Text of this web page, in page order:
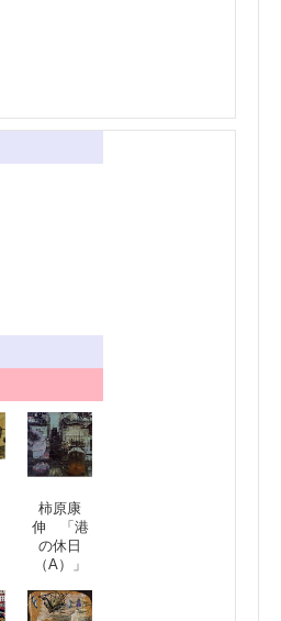
柿原康
伸 「港
の休日
（A）」